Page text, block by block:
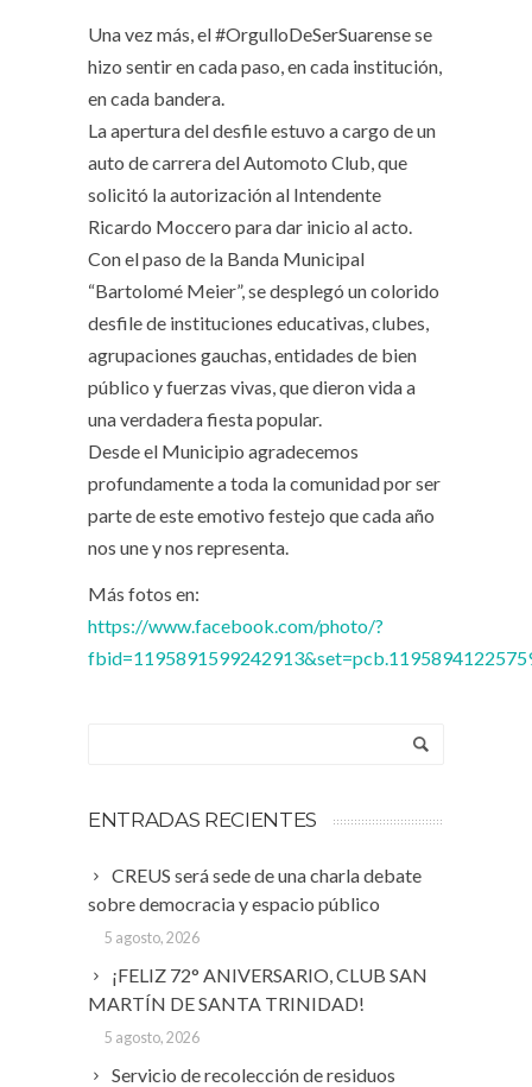
Una vez más, el #OrgulloDeSerSuarense se
hizo sentir en cada paso, en cada institución,
en cada bandera.
La apertura del desfile estuvo a cargo de un
auto de carrera del Automoto Club, que
solicitó la autorización al Intendente
Ricardo Moccero para dar inicio al acto.
Con el paso de la Banda Municipal
“Bartolomé Meier”, se desplegó un colorido
desfile de instituciones educativas, clubes,
agrupaciones gauchas, entidades de bien
público y fuerzas vivas, que dieron vida a
una verdadera fiesta popular.
Desde el Municipio agradecemos
profundamente a toda la comunidad por ser
parte de este emotivo festejo que cada año
nos une y nos representa.
Más fotos en:
https://www.facebook.com/photo/?
ENTRADAS RECIENTES
CREUS será sede de una charla debate
sobre democracia y espacio público
5 agosto, 2026
¡FELIZ 72° ANIVERSARIO, CLUB SAN
MARTÍN DE SANTA TRINIDAD!
5 agosto, 2026
Servicio de recolección de residuos